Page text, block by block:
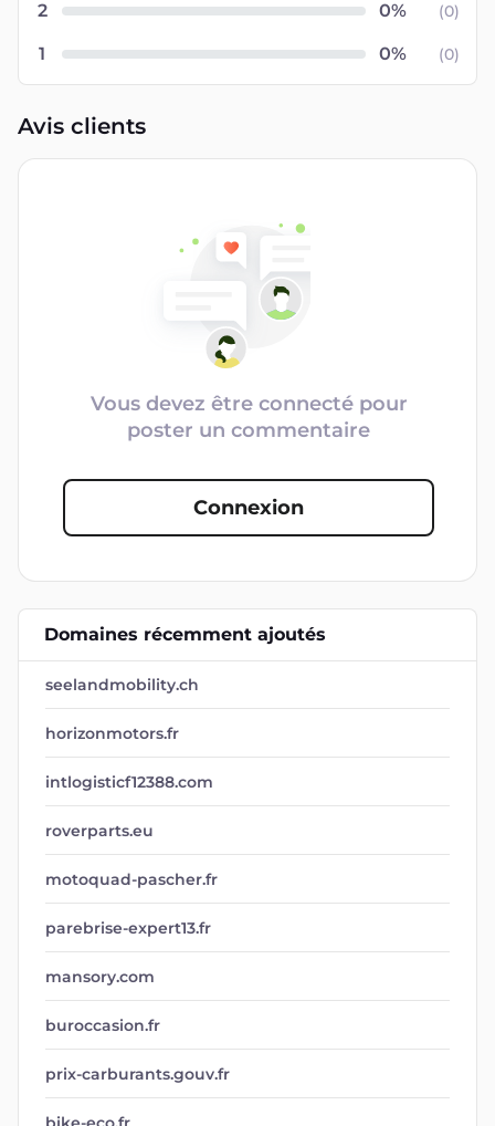
2 (0)
1 (0)
Avis clients
Vous devez être connecté pour
poster un commentaire
Connexion
Domaines récemment ajoutés
seelandmobility.ch
horizonmotors.fr
intlogisticf12388.com
roverparts.eu
motoquad-pascher.fr
parebrise-expert13.fr
mansory.com
buroccasion.fr
prix-carburants.gouv.fr